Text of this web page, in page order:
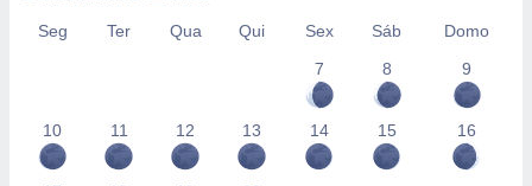
Seg Ter Qua Qui Sex Sáb
Domo
7
8 9
10 11 12 13 14 15 16